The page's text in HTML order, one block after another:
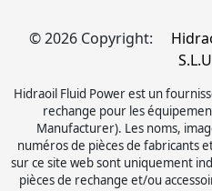
© 2026 Copyright:
Hidraoil Fluid Power est un
rechange pour les
Manufacturer). Les noms,
numéros de pièces de fabricants
sur ce site web sont uniquement
pièces de rechange et/ou